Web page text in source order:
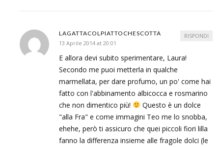
LAGATTACOLPIATTOCHESCOTTA
13 Aprile 2014 at 20:01
E allora devi subito sperimentare, Laura!
Secondo me puoi metterla in qualche
marmellata, per dare profumo, un po' come hai
fatto con l'abbinamento albicocca e rosmarino
che non dimentico più!
Questo è un dolce
"alla Fra" e come immagini Teo me lo snobba,
ehehe, però ti assicuro che quei piccoli fiori lilla
fanno la differenza insieme alle fragole dolci (le
RISPONDI